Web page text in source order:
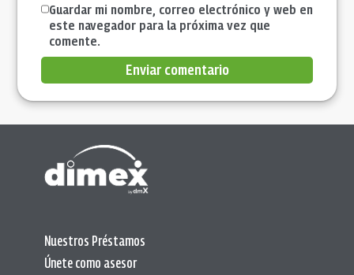
Guardar mi nombre, correo electrónico y web en
este navegador para la próxima vez que
comente.
Enviar comentario
Nuestros Préstamos
Únete como asesor